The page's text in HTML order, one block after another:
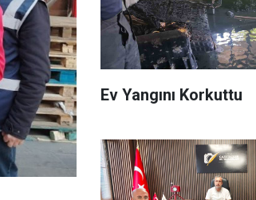
Ev Yangını Korkuttu